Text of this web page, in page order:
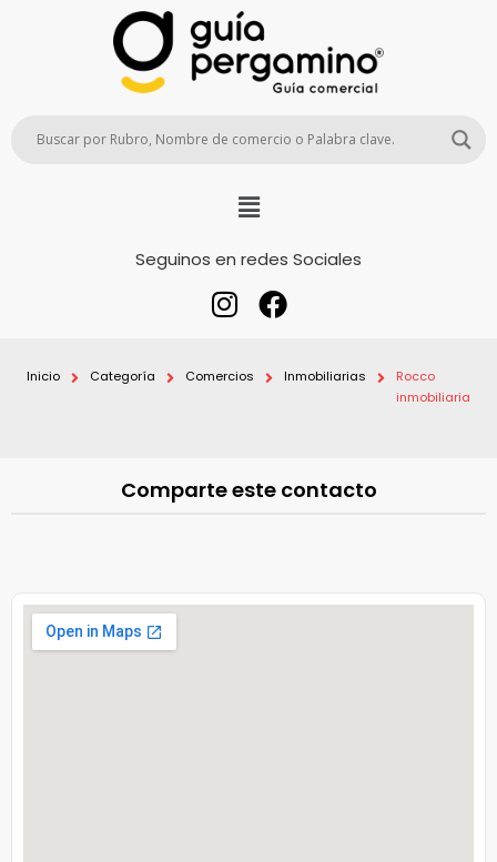
Seguinos en redes Sociales
Inicio Categoría Comercios Inmobiliarias
Rocco
inmobiliaria
Comparte este contacto